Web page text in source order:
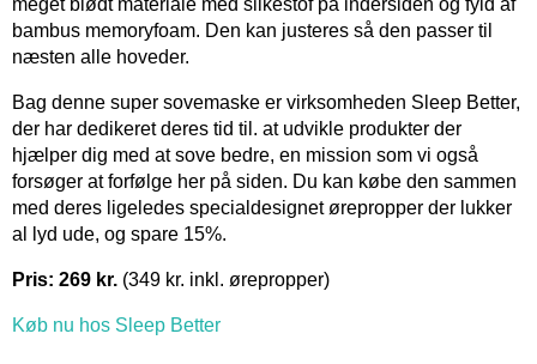
bambus memoryfoam. Den kan justeres så den passer til
næsten alle hoveder.
Bag denne super sovemaske er virksomheden Sleep Better,
der har dedikeret deres tid til. at udvikle produkter der
hjælper dig med at sove bedre, en mission som vi også
forsøger at forfølge her på siden. Du kan købe den sammen
med deres ligeledes specialdesignet ørepropper der lukker
al lyd ude, og spare 15%.
Pris: 269 kr. (349 kr. inkl. ørepropper)
Køb nu hos Sleep Better